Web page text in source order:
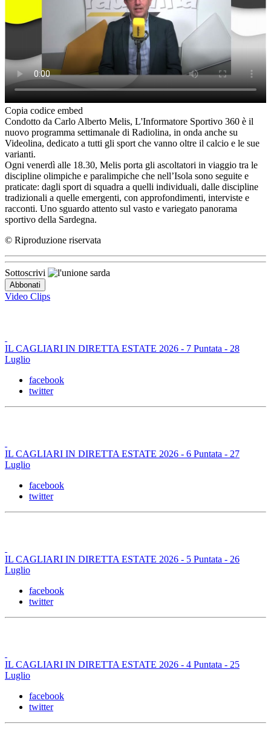
Copia codice embed
Condotto da Carlo Alberto Melis, L'Informatore Sportivo 360 è il
nuovo programma settimanale di Radiolina, in onda anche su
Videolina, dedicato a tutti gli sport che vanno oltre il calcio e le sue
varianti.
Ogni venerdì alle 18.30, Melis porta gli ascoltatori in viaggio tra le
discipline olimpiche e paralimpiche che nell’Isola sono seguite e
praticate: dagli sport di squadra a quelli individuali, dalle discipline
tradizionali a quelle emergenti, con approfondimenti, interviste e
racconti. Uno sguardo attento sul vasto e variegato panorama
sportivo della Sardegna.
© Riproduzione riservata
Sottoscrivi
Video Clips
IL CAGLIARI IN DIRETTA ESTATE 2026 - 7 Puntata - 28
Luglio
facebook
twitter
IL CAGLIARI IN DIRETTA ESTATE 2026 - 6 Puntata - 27
Luglio
facebook
twitter
IL CAGLIARI IN DIRETTA ESTATE 2026 - 5 Puntata - 26
Luglio
facebook
twitter
IL CAGLIARI IN DIRETTA ESTATE 2026 - 4 Puntata - 25
Luglio
facebook
twitter